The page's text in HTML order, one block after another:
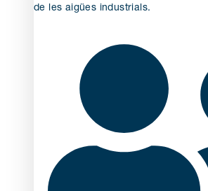
de les aigües industrials.